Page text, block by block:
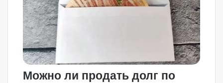
Можно ли продать долг по